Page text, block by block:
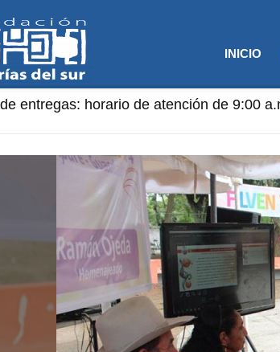
Sur
INICIO
Nazoa» Horario de atención: 8:00